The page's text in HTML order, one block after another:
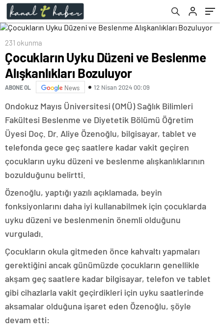
231 okunma
Çocukların Uyku Düzeni ve Beslenme
Alışkanlıkları Bozuluyor
ABONE OL News 12 Nisan 2024 00:09
Ondokuz Mayıs Üniversitesi (OMÜ) Sağlık Bilimleri
Fakültesi Beslenme ve Diyetetik Bölümü Öğretim
Üyesi Doç. Dr. Aliye Özenoğlu, bilgisayar, tablet ve
telefonda gece geç saatlere kadar vakit geçiren
çocukların uyku düzeni ve beslenme alışkanlıklarının
bozulduğunu belirtti.
Özenoğlu, yaptığı yazılı açıklamada, beyin
fonksiyonlarını daha iyi kullanabilmek için çocuklarda
uyku düzeni ve beslenmenin önemli olduğunu
vurguladı.
Çocukların okula gitmeden önce kahvaltı yapmaları
gerektiğini ancak günümüzde çocukların genellikle
akşam geç saatlere kadar bilgisayar, telefon ve tablet
gibi cihazlarla vakit geçirdikleri için uyku saatlerinde
aksamalar olduğuna işaret eden Özenoğlu, şöyle
devam etti: